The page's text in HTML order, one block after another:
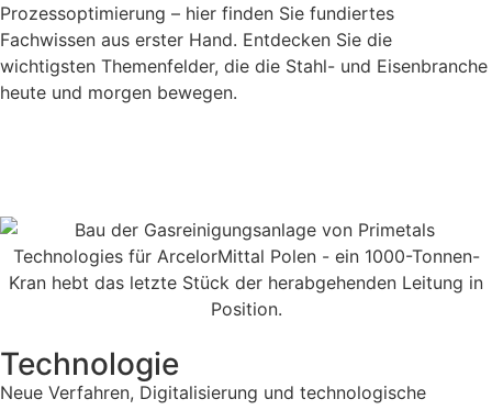
Prozessoptimierung – hier finden Sie fundiertes
Fachwissen aus erster Hand. Entdecken Sie die
wichtigsten Themenfelder, die die Stahl- und Eisenbranche
heute und morgen bewegen.
Technologie
Neue Verfahren, Digitalisierung und technologische